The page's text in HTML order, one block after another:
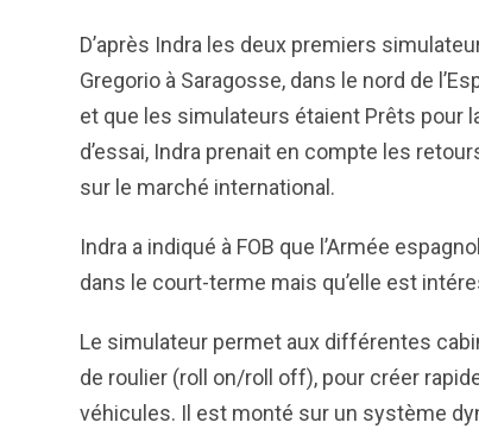
D’après Indra les deux premiers
Gregorio à Saragosse, dans le nord de
et que les simulateurs étaient Prêts pour
d’essai, Indra prenait en compte les
sur le marché international.
Indra a indiqué à FOB que l’Armée
dans le court-terme mais qu’elle est
Le simulateur permet aux différentes
de roulier (roll on/roll off), pour créer
véhicules. Il est monté sur un système